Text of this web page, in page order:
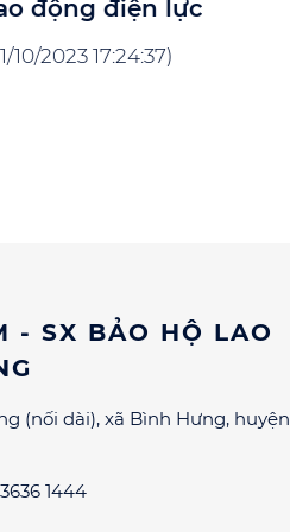
động điện lực
10/2023 17:24:37)
- SX BẢO HỘ LAO
(nối dài), xã Bình Hưng, huyện
1444